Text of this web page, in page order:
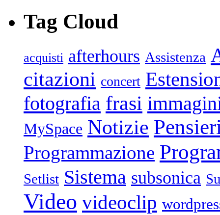
Tag Cloud
acquisti afterhours Assistenza
citazioni concert
fotografia frasi
MySpace Notizie
Programmazione
Setlist Sistema subsonica
Video videoclip